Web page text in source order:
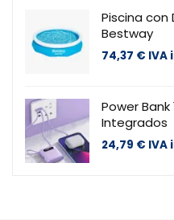
Piscina con
Bestway
74,37 € IVA
Power
Integrados
24,79 € IVA